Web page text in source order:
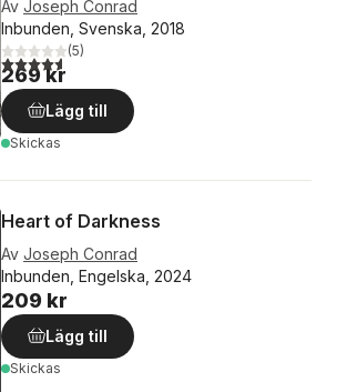
Av Joseph Conrad
Inbunden, Svenska, 2018
4,6utav 5 stjärnor. Totalt antal röster:
(5)
269 kr
Lägg till
Skickas
Heart of Darkness
Av Joseph Conrad
Inbunden, Engelska, 2024
209 kr
Lägg till
Skickas